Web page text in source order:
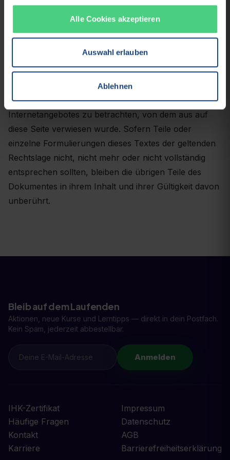
Alle Cookies akzeptieren
Auswahl erlauben
Ablehnen
bitten wir um einen entsprechenden Hinweis. Bei
Bekanntwerden von Rechtsverletzungen werden wir
derartige Inhalte umgehend entfernen.
Rechtswirksamkeit dieses
Haftungsausschlusses
Dieser Haftungsausschluss ist als Teil des
Internetangebotes zu betrachten, von dem aus auf
diese Seite verwiesen wurde. Sofern Teile oder
einzelne Formulierungen dieses Textes der geltenden
Rechtslage nicht, nicht mehr oder nicht vollständig
entsprechen sollten, bleiben die übrigen Teile des
Dokumentes in ihrem Inhalt und ihrer Gültigkeit davon
unberührt.
Bleib auf dem Laufenden
Aktionen, neue Kurse und Lerntipps — direkt in dein Postfach.
Kein Spam, jederzeit abbestellbar.
Anmelden
IHK-Zertifikat
Häufige Fragen
Kontakt
Karriere
Impressum
Datenschutz
AGB
Barrierefreiheitserklärung